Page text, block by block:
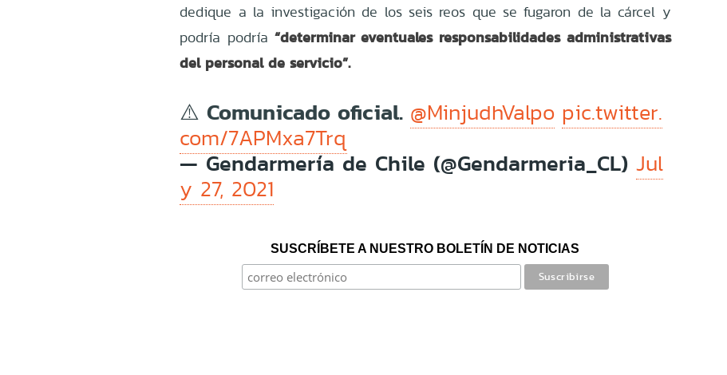
dedique a la investigación de los seis reos que se fugaron de la cárcel y
podría podría “determinar eventuales responsabilidades administrativas
del personal de servicio”.
⚠️ Comunicado oficial. @MinjudhValpo pic.twitter.
com/7APMxa7Trq
— Gendarmería de Chile (@Gendarmeria_CL)Jul
y 27, 2021
SUSCRÍBETE A NUESTRO BOLETÍN DE NOTICIAS